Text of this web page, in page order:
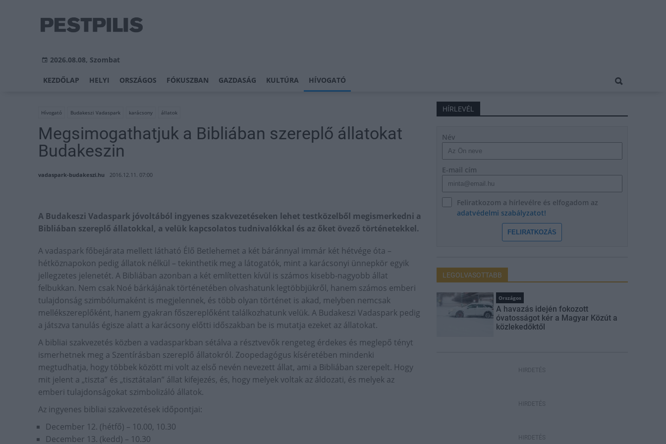
2026.08.08, Szombat
KEZDŐLAP HELYI ORSZÁGOS FÓKUSZBAN GAZDASÁG KULTÚRA HÍVOGATÓ
Hívogató Budakeszi Vadaspark karácsony állatok
Megsimogathatjuk a Bibliában szereplő állatokat
Budakeszin
vadaspark-budakeszi.hu 2016.12.11. 07:00
A Budakeszi Vadaspark jóvoltából ingyenes szakvezetéseken lehet testközelből megismerkedni a
Bibliában szereplő állatokkal, a velük kapcsolatos tudnivalókkal és az őket övező történetekkel.
A vadaspark főbejárata mellett látható Élő Betlehemet a két báránnyal immár két hétvége óta –
hétköznapokon pedig állatok nélkül – tekinthetik meg a látogatók, mint a karácsonyi ünnepkör egyik
jellegzetes jelenetét. A Bibliában azonban a két említetten kívül is számos kisebb-nagyobb állat
felbukkan. Nem csak Noé bárkájának történetében olvashatunk legtöbbjükről, hanem számos emberi
tulajdonság szimbólumaként is megjelennek, és több olyan történet is akad, melyben nemcsak
mellékszereplőként, hanem gyakran főszereplőként találkozhatunk velük. A Budakeszi Vadaspark pedig
a játszva tanulás égisze alatt a karácsony előtti időszakban be is mutatja ezeket az állatokat.
A bibliai szakvezetés közben a vadasparkban sétálva a résztvevők rengeteg érdekes és meglepő tényt
ismerhetnek meg a Szentírásban szereplő állatokról. Zoopedagógus kíséretében mindenki
megtudhatja, hogy többek között mi volt az első nevén nevezett állat, ami a Bibliában szerepelt. Hogy
mit jelent a „tiszta” és „tisztátalan” állat kifejezés, és, hogy melyek voltak az áldozati, és melyek az
emberi tulajdonságokat szimbolizáló állatok.
Az ingyenes bibliai szakvezetések időpontjai:
December 12. (hétfő) – 10.00, 10.30
December 13. (kedd) – 10.30
HÍRLEVÉL
Név
E-mail cím
Feliratkozom a hírlevélre és elfogadom az
adatvédelmi szabályzatot!
FELIRATKOZÁS
LEGOLVASOTTABB
Országos
A havazás idején fokozott
óvatosságot kér a Magyar Közút a
közlekedőktől
HIRDETÉS
HIRDETÉS
HIRDETÉS